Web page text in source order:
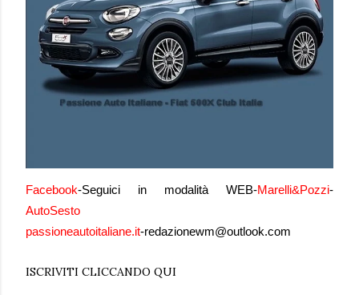
Facebook-Seguici in modalità WEB-Marelli&Pozzi-
AutoSesto
passioneautoitaliane.it-redazionewm@outlook.com
ISCRIVITI CLICCANDO QUI